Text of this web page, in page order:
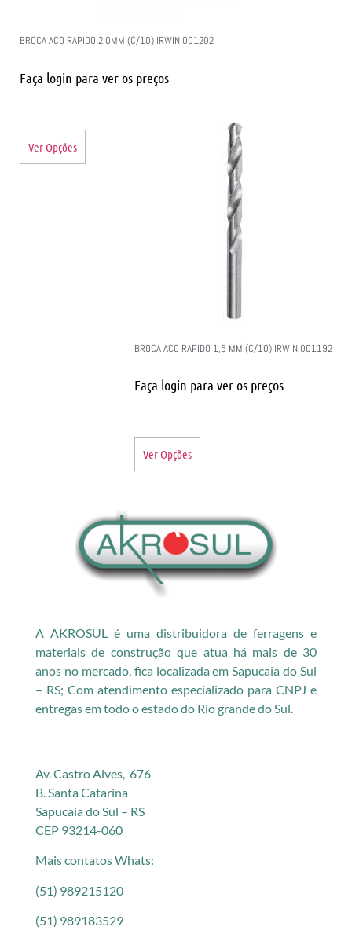
BROCA ACO RAPIDO 2,0MM (C/10) IRWIN 001202
Faça login para ver os preços
Ver Opções
BROCA ACO RAPIDO 1,5 MM (C/10) IRWIN 001192
Faça login para ver os preços
Ver Opções
A AKROSUL é uma distribuidora de ferragens e
materiais de construção que atua há mais de 30
anos no mercado, fica localizada em Sapucaia do Sul
– RS; Com atendimento especializado para CNPJ e
entregas em todo o estado do Rio grande do Sul.
Av. Castro Alves, 676
B. Santa Catarina
Sapucaia do Sul – RS
CEP 93214-060
Mais contatos Whats:
(51) 989215120
(51) 989183529